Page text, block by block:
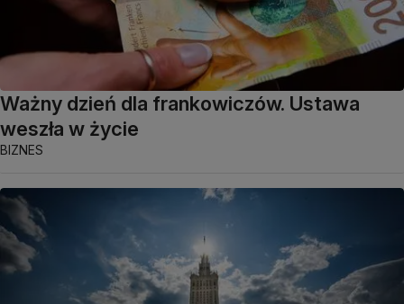
Ważny dzień dla frankowiczów. Ustawa
weszła w życie
BIZNES